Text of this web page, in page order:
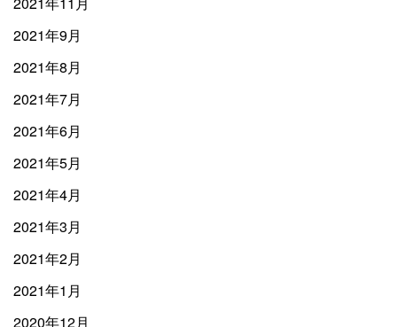
2021年9月
2021年8月
2021年7月
2021年6月
2021年5月
2021年4月
2021年3月
2021年2月
2021年1月
2020年12月